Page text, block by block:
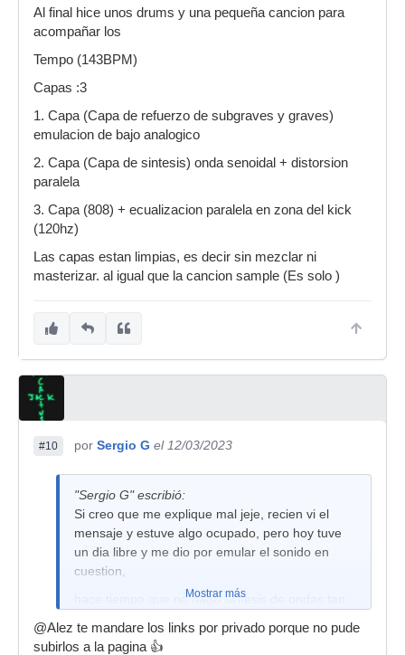
Al final hice unos drums y una pequeña cancion para
acompañar los
Tempo (143BPM)
Capas :3
1. Capa (Capa de refuerzo de subgraves y graves)
emulacion de bajo analogico
2. Capa (Capa de sintesis) onda senoidal + distorsion
paralela
3. Capa (808) + ecualizacion paralela en zona del kick
(120hz)
Las capas estan limpias, es decir sin mezclar ni
masterizar. al igual que la cancion sample (Es solo )
#10 por Sergio G el 12/03/2023
"Sergio G" escribió:
Si creo que me explique mal jeje, recien vi el
mensaje y estuve algo ocupado, pero hoy tuve
un dia libre y me dio por emular el sonido en
cuestion,
hace tiempo que no hago sintesis de ondas tan
mas Lil Durk, Foreign Teck, etc... con ondas mas
Mostrar más
@Alez te mandare los links por privado porque no pude
subirlos a la pagina 👍